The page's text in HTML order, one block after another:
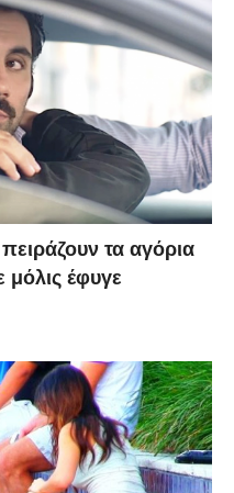
τα αγόρια
μόλις έφυγε